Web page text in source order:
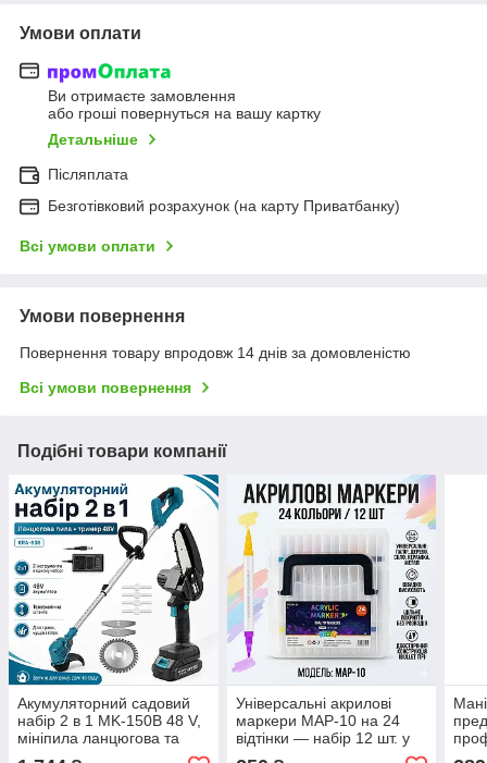
Умови оплати
Ви отримаєте замовлення
або гроші повернуться на вашу картку
Детальніше
Післяплата
Безготівковий розрахунок (на карту Приватбанку)
Всі умови оплати
Умови повернення
Повернення товару впродовж 14 днів за домовленістю
Всі умови повернення
Подібні товари компанії
Акумуляторний садовий
набір 2 в 1 MK-150B 48 V,
мініпила ланцюгова та
Універсальні акрилові
маркери MAP-10 на 24
відтінки — набір 12 шт. у